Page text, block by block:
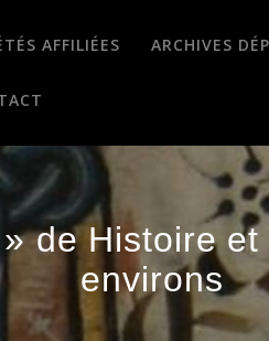
AFFILIÉES ARCHIVES
de Histoire
environs